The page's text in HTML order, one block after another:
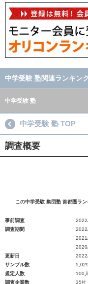
中学受験 塾関連ランキン
中学受験 塾
中学受験 塾 TOP
調査概要
この中学受験 集団塾 首都圏ラ
事前調査
調査期間
更新日
サンプル数
規定人数
100
調査企業数
35社